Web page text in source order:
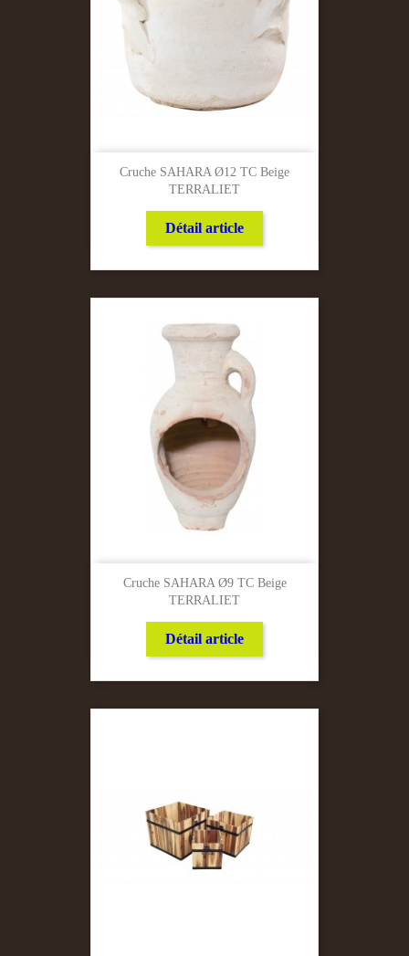
Cruche SAHARA Ø12 TC Beige
TERRALIET
Détail article
Cruche SAHARA Ø9 TC Beige
TERRALIET
Détail article